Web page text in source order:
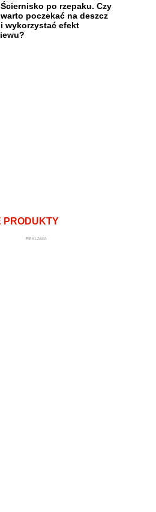
Ściernisko po rzepaku. Czy
warto poczekać na deszcz
i wykorzystać efekt
PRODUKTY
REKLAMA